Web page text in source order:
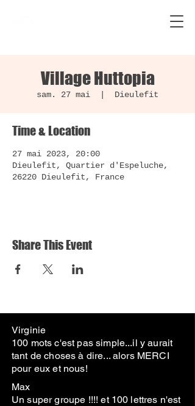
Village Huttopia
sam. 27 mai Dieulefit
Time & Location
27 mai 2023, 20:00
Dieulefit, Quartier d'Espeluche,
26220 Dieulefit, France
Share This Event
Virginie
100 mots c'est pas simple...il y aurait
tant de choses à dire... alors MERCI
pour eux et nous!
Max
Un super groupe !!!! et 100 lettres n'est